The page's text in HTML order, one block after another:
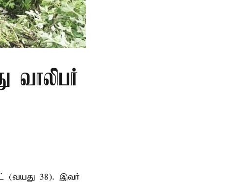
வாலிபர்
(வயது 38). இவர்